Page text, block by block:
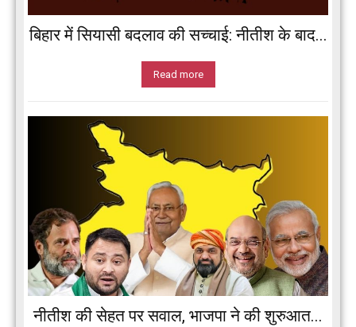
बिहार में सियासी बदलाव की सच्चाई: नीतीश के बाद...
Read more
नीतीश की सेहत पर सवाल, भाजपा ने की शुरुआत...